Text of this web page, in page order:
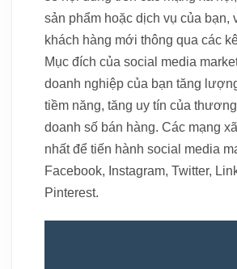
sản phẩm hoặc dịch vụ của bạn,
khách hàng mới thông qua các
Mục đích của social media
doanh nghiệp của bạn tăng
tiềm năng, tăng uy tín của
doanh số bán hàng. Các mạng
nhất để tiến hành social media
Facebook, Instagram, Twitter,
Pinterest.